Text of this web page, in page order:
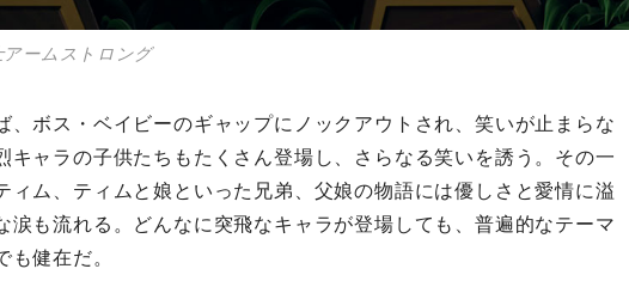
アームストロング
、ボス・ベイビーのギャップにノックアウトされ、笑いが止まらな
キャラの子供たちもたくさん登場し、さらなる笑いを誘う。その一
ィム、ティムと娘といった兄弟、父娘の物語には優しさと愛情に溢
涙も流れる。どんなに突飛なキャラが登場しても、普遍的なテーマ
も健在だ。